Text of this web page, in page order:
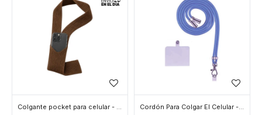
Colgante pocket para celular - Marron Cordón Para Colgar El Celular - Azul